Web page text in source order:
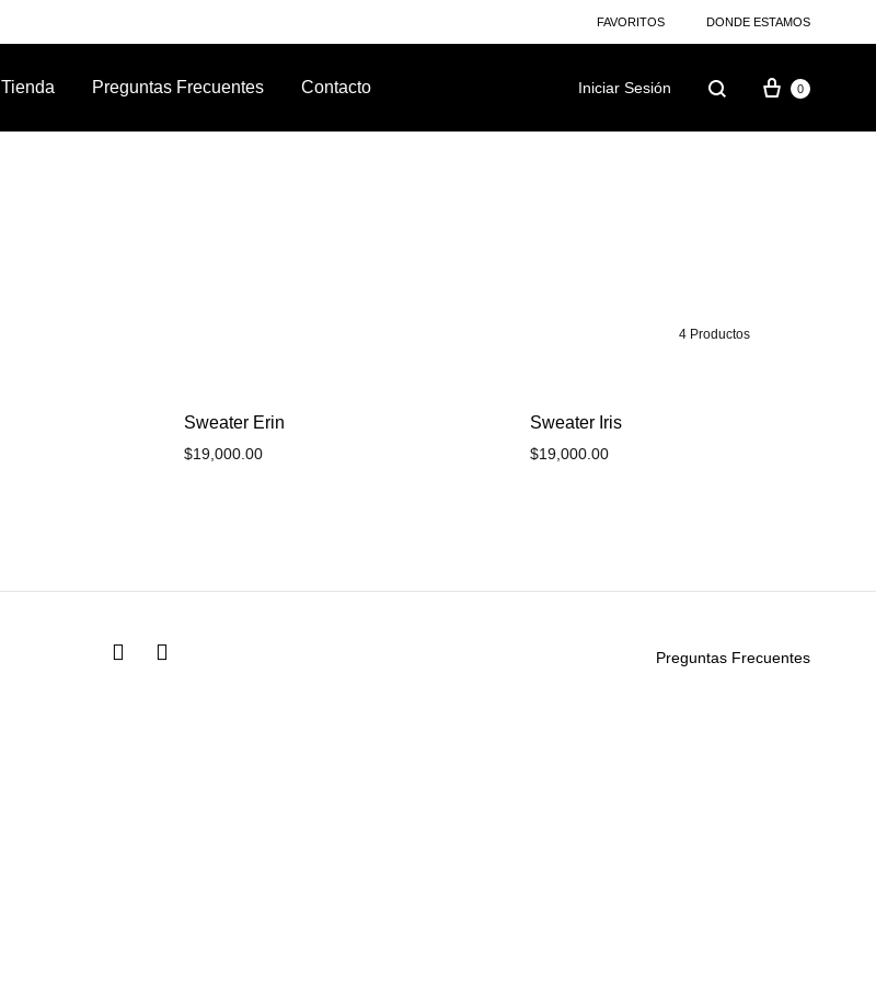
FAVORITOS DONDE ESTAMOS
Tienda Preguntas Frecuentes Contacto Iniciar Sesión 0
4 Productos
Sweater Erin
$19,000.00
Sweater Iris
$19,000.00
Facebook
Preguntas Frecuentes